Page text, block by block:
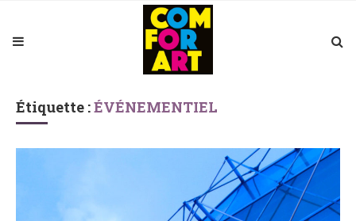
Étiquette :ÉVÉNEMENTIEL